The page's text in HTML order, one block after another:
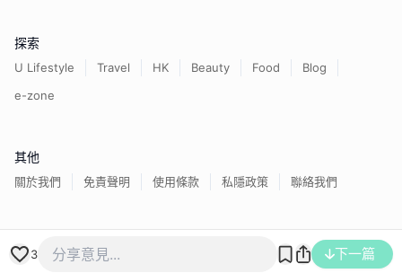
3 下一篇
探索
U Lifestyle Travel HK Beauty Food
Blog
e-zone
其他
關於我們 免責聲明 使用條款 私隱政策 聯絡我們
香港經濟日報版權所有©